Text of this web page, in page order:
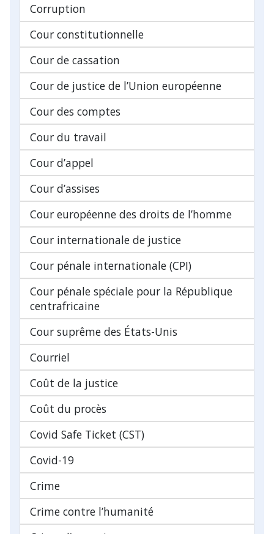
Corruption
Cour constitutionnelle
Cour de cassation
Cour de justice de l’Union européenne
Cour des comptes
Cour du travail
Cour d’appel
Cour d’assises
Cour européenne des droits de l’homme
Cour internationale de justice
Cour pénale internationale (CPI)
Cour pénale spéciale pour la République
centrafricaine
Cour suprême des États-Unis
Courriel
Coût de la justice
Coût du procès
Covid Safe Ticket (CST)
Covid-19
Crime
Crime contre l’humanité